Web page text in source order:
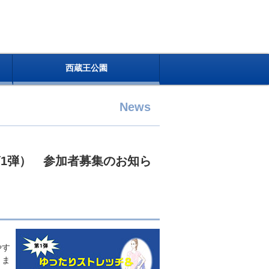
西蔵王公園
News
弾） 参加者募集のお知ら